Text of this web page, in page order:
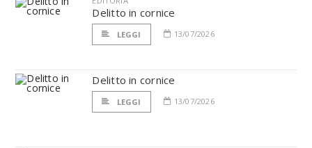
Delitto in cornice
LEGGI 13/07/2026
Delitto in cornice
LEGGI 13/07/2026